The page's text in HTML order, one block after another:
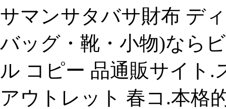
サマンサタバサ財布 デ
バッグ・靴・小物)なら
ル コピー 品通販サイト.
アウトレット 春コ.本格